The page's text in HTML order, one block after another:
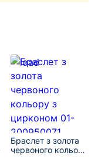
Браслет з золота
червоного кольору